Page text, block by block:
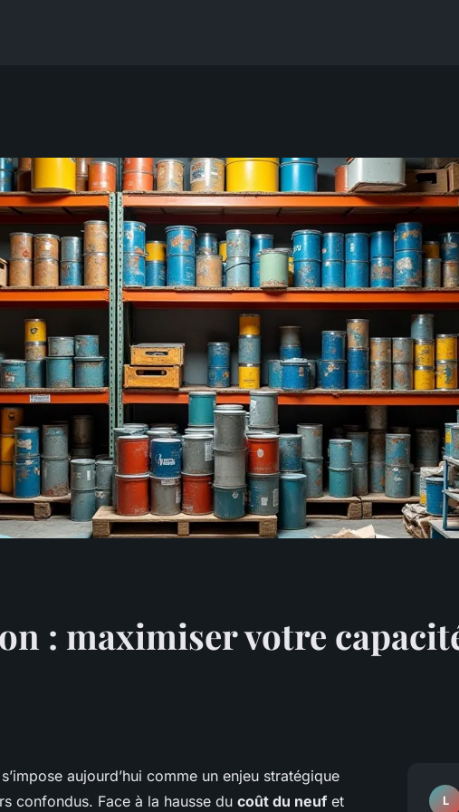
: maximiser votre
aujourd’hui comme un enjeu stratégique
confondus. Face à la hausse du coût du neuf et L